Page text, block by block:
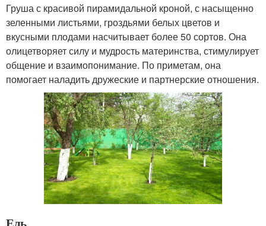
Груша с красивой пирамидальной кроной, с насыщенно
зеленными листьями, гроздьями белых цветов и
вкусными плодами насчитывает более 50 сортов. Она
олицетворяет силу и мудрость материнства, стимулирует
общение и взаимопонимание. По приметам, она
помогает наладить дружеские и партнерские отношения.